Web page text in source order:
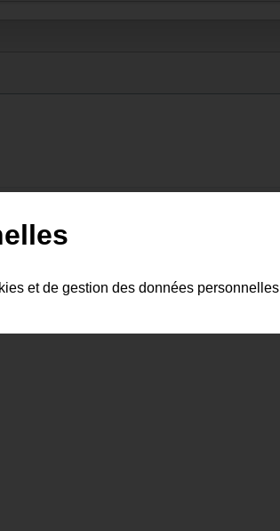
et de gestion des données personnelles